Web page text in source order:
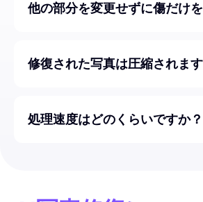
他の部分を変更せずに傷だけ
修復された写真は圧縮されま
処理速度はどのくらいですか？